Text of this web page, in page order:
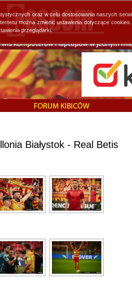
Białystok - Real Betis
oraz w celu dostosowania naszych
można zmienić ustawienia dotyczące
przeglądarki.